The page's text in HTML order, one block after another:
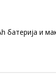
батерија